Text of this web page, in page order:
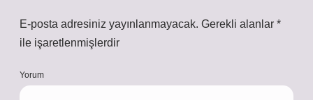
E-posta adresiniz yayınlanmayacak. Gerekli alanlar *
ile işaretlenmişlerdir
Yorum